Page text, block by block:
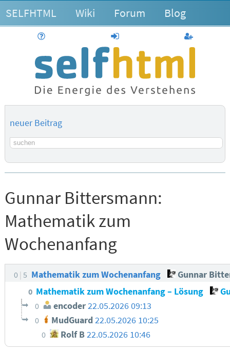
SELFHTML Wiki Forum Blog
anmelden
neuer Beitrag
Suchbegriff
Gunnar Bittersmann:
Mathematik zum
Wochenanfang
0 5 Mathematik zum Wochenanfang Gunnar
0 Mathematik zum Wochenanfang – Lösung
0 encoder 22.05.2026 09:13
0 MudGuard 22.05.2026 10:25
0 Rolf B 22.05.2026 10:46